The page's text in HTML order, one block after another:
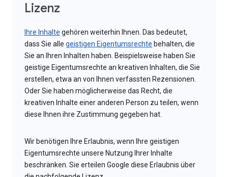
Lizenz
Ihre Inhalte gehören weiterhin Ihnen. Das bedeutet,
dass Sie alle geistigen Eigentumsrechte behalten, die
Sie an Ihren Inhalten haben. Beispielsweise haben Sie
geistige Eigentumsrechte an kreativen Inhalten, die Sie
erstellen, etwa an von Ihnen verfassten Rezensionen.
Oder Sie haben möglicherweise das Recht, die
kreativen Inhalte einer anderen Person zu teilen, wenn
diese Ihnen ihre Zustimmung gegeben hat.
Wir benötigen Ihre Erlaubnis, wenn Ihre geistigen
Eigentumsrechte unsere Nutzung Ihrer Inhalte
beschränken. Sie erteilen Google diese Erlaubnis über